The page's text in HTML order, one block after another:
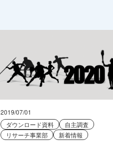
2019/07/01
ダウンロード資料
自主調査
リサーチ事業部
新着情報